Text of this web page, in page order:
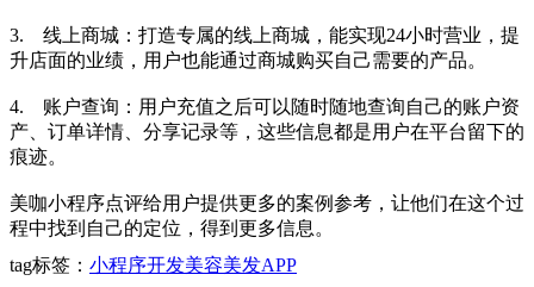
3. 线上商城：打造专属的线上商城，能实现24小时营业，提
升店面的业绩，用户也能通过商城购买自己需要的产品。
4. 账户查询：用户充值之后可以随时随地查询自己的账户资
产、订单详情、分享记录等，这些信息都是用户在平台留下的
痕迹。
美咖小程序点评给用户提供更多的案例参考，让他们在这个过
程中找到自己的定位，得到更多信息。
tag标签： 小程序开发美容美发APP